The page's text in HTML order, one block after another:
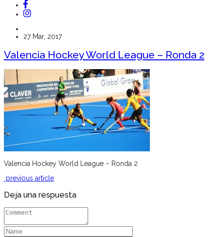
27 Mar, 2017
Valencia Hockey World League – Ronda 2
Valencia Hockey World League – Ronda 2
previous article
Deja una respuesta